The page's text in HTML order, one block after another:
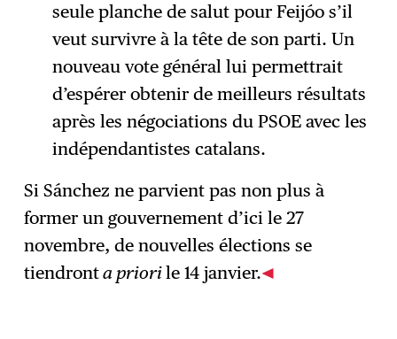
seule planche de salut pour Feijóo s’il
veut survivre à la tête de son parti. Un
nouveau vote général lui permettrait
d’espérer obtenir de meilleurs résultats
après les négociations du PSOE avec les
indépendantistes catalans.
Si Sánchez ne parvient pas non plus à
former un gouvernement d’ici le 27
novembre, de nouvelles élections se
tiendronta priorile 14 janvier.